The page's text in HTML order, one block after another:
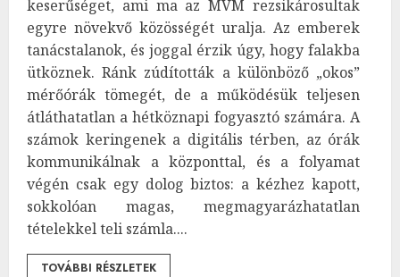
keserűséget, ami ma az MVM rezsikárosultak
egyre növekvő közösségét uralja. Az emberek
tanácstalanok, és joggal érzik úgy, hogy falakba
ütköznek. Ránk zúdították a különböző „okos”
mérőórák tömegét, de a működésük teljesen
átláthatatlan a hétköznapi fogyasztó számára. A
számok keringenek a digitális térben, az órák
kommunikálnak a központtal, és a folyamat
végén csak egy dolog biztos: a kézhez kapott,
sokkolóan magas, megmagyarázhatatlan
tételekkel teli számla....
TOVÁBBI RÉSZLETEK